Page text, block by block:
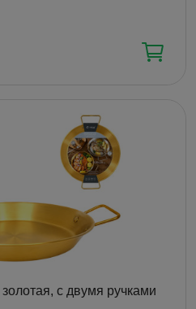
с двумя ручками